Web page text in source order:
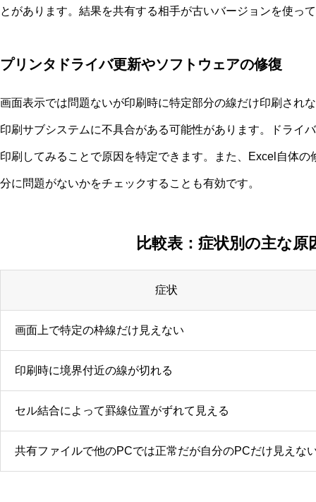
とがあります。結果を共有する相手が古いバージョンを使っ
プリンタドライバ更新やソフトウェアの修復
画面表示では問題ないが印刷時に特定部分の線だけ印刷され
印刷サブシステムに不具合がある可能性があります。ドライ
印刷してみることで原因を特定できます。また、Excel自体
分に問題がないかをチェックすることも有効です。
比較表：症状別の主な原
症状
画面上で特定の枠線だけ見えない
印刷時に境界付近の線が切れる
セル結合によって罫線位置がずれて見える
共有ファイルで他のPCでは正常だが自分のPCだけ見えな